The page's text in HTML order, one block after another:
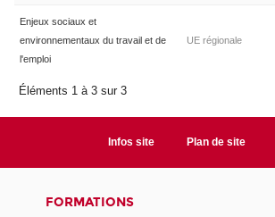
Enjeux sociaux et
environnementaux du travail et de
l'emploi
UE régionale
Éléments 1 à 3 sur 3
Infos site Plan de site
FORMATIONS